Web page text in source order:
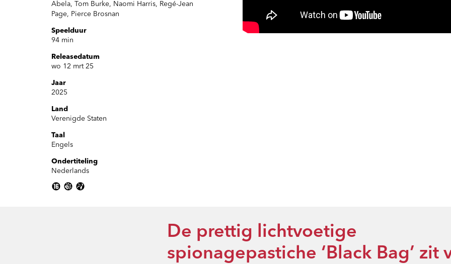
Abela, Tom Burke, Naomi Harris, Regé-Jean
Page, Pierce Brosnan
Speelduur
94 min
Releasedatum
wo 12 mrt 25
Jaar
2025
Land
Verenigde Staten
Taal
Engels
Ondertiteling
Nederlands
De prettig lichtvoetige
spionagepastiche ‘Black Bag’ zit
Inzoomen